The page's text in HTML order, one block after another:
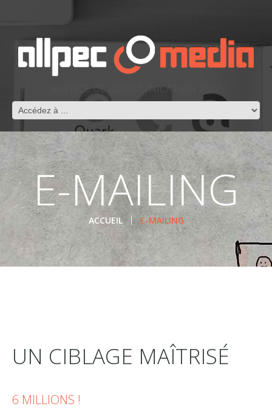
AGENCE DE COMMUNICATION 360°
E-MAILING
ACCUEIL E-MAILING
UN CIBLAGE MAÎTRISÉ
6 MILLIONS !